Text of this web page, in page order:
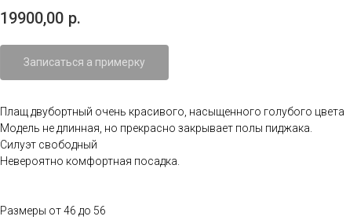
19900,00 р.
Записаться а примерку
Плащ двубортный очень красивого, насыщенного голубого цвета
Модель не длинная, но прекрасно закрывает полы пиджака.
Силуэт свободный
Невероятно комфортная посадка.
Размеры от 46 до 56